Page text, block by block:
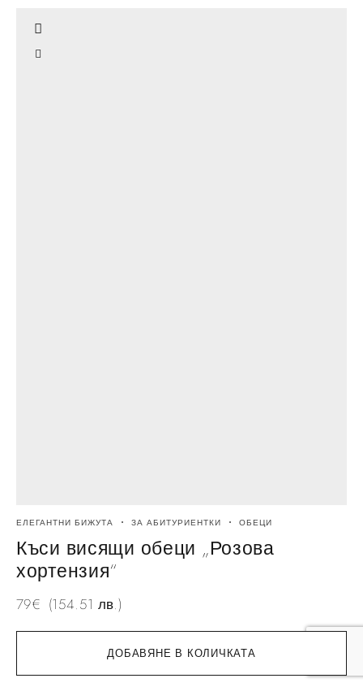
ДОБАВЯНЕ В КОЛИЧКАТА
ЕЛЕГАНТНИ БИЖУТА ЗА АБИТУРИЕНТКИ ОБЕЦИ
Къси висящи обеци „Розова
хортензия“
79€ (154.51 лв.)